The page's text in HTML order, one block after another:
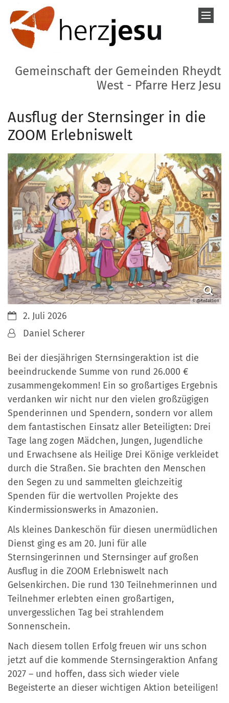
Zum Inhalt springen
Gemeinschaft der Gemeinden Rheydt
West - Pfarre Herz Jesu
Ausflug der Sternsinger in die
ZOOM Erlebniswelt
© @Redaktion
Datum:2. Juli 2026
Von:Daniel Scherer
Bei der diesjährigen Sternsingeraktion ist die
beeindruckende Summe von rund 26.000 €
zusammengekommen! Ein so großartiges Ergebnis
verdanken wir nicht nur den vielen großzügigen
Spenderinnen und Spendern, sondern vor allem
dem fantastischen Einsatz aller Beteiligten: Drei
Tage lang zogen Mädchen, Jungen, Jugendliche
und Erwachsene als Heilige Drei Könige verkleidet
durch die Straßen. Sie brachten den Menschen
den Segen zu und sammelten gleichzeitig
Spenden für die wertvollen Projekte des
Kindermissionswerks in Amazonien.
Als kleines Dankeschön für diesen unermüdlichen
Dienst ging es am 20. Juni für alle
Sternsingerinnen und Sternsinger auf großen
Ausflug in die ZOOM Erlebniswelt nach
Gelsenkirchen. Die rund 130 Teilnehmerinnen und
Teilnehmer erlebten einen großartigen,
unvergesslichen Tag bei strahlendem
Sonnenschein.
Nach diesem tollen Erfolg freuen wir uns schon
jetzt auf die kommende Sternsingeraktion Anfang
2027 – und hoffen, dass sich wieder viele
Begeisterte an dieser wichtigen Aktion beteiligen!